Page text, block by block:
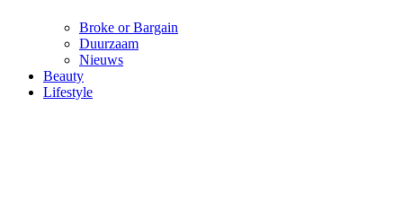
Broke or Bargain
Duurzaam
Nieuws
Beauty
Lifestyle